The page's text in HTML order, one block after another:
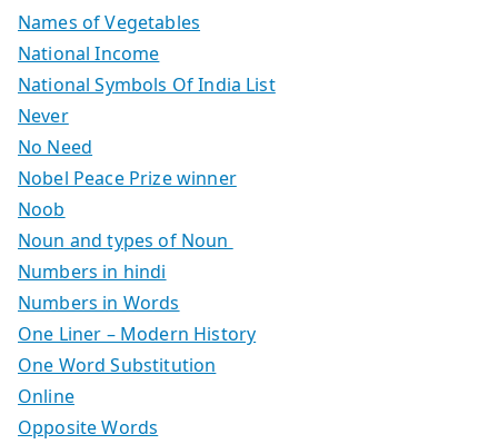
Names of Vegetables
National Income
National Symbols Of India List
Never
No Need
Nobel Peace Prize winner
Noob
Noun and types of Noun
Numbers in hindi
Numbers in Words
One Liner – Modern History
One Word Substitution
Online
Opposite Words